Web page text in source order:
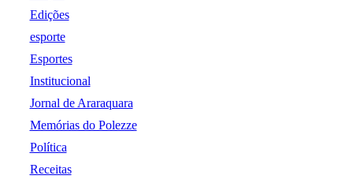
Edições
esporte
Esportes
Institucional
Jornal de Araraquara
Memórias do Polezze
Política
Receitas